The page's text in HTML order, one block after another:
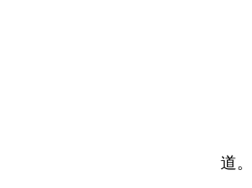
道。